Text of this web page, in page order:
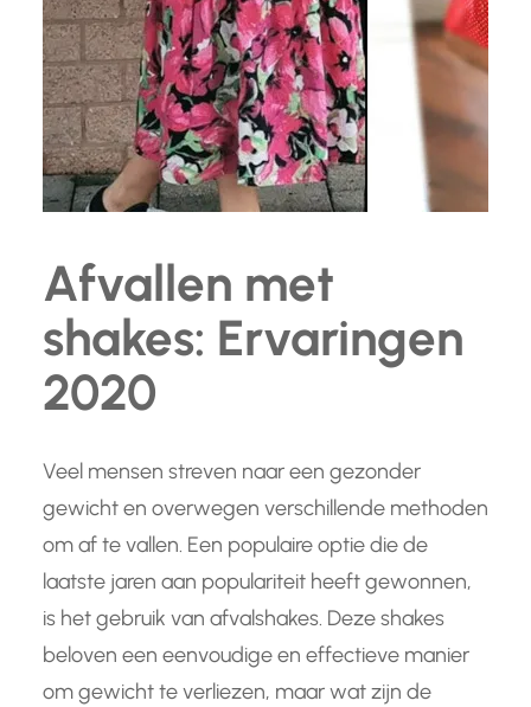
Afvallen met
shakes: Ervaringen
2020
Veel mensen streven naar een gezonder
gewicht en overwegen verschillende methoden
om af te vallen. Een populaire optie die de
laatste jaren aan populariteit heeft gewonnen,
is het gebruik van afvalshakes. Deze shakes
beloven een eenvoudige en effectieve manier
om gewicht te verliezen, maar wat zijn de